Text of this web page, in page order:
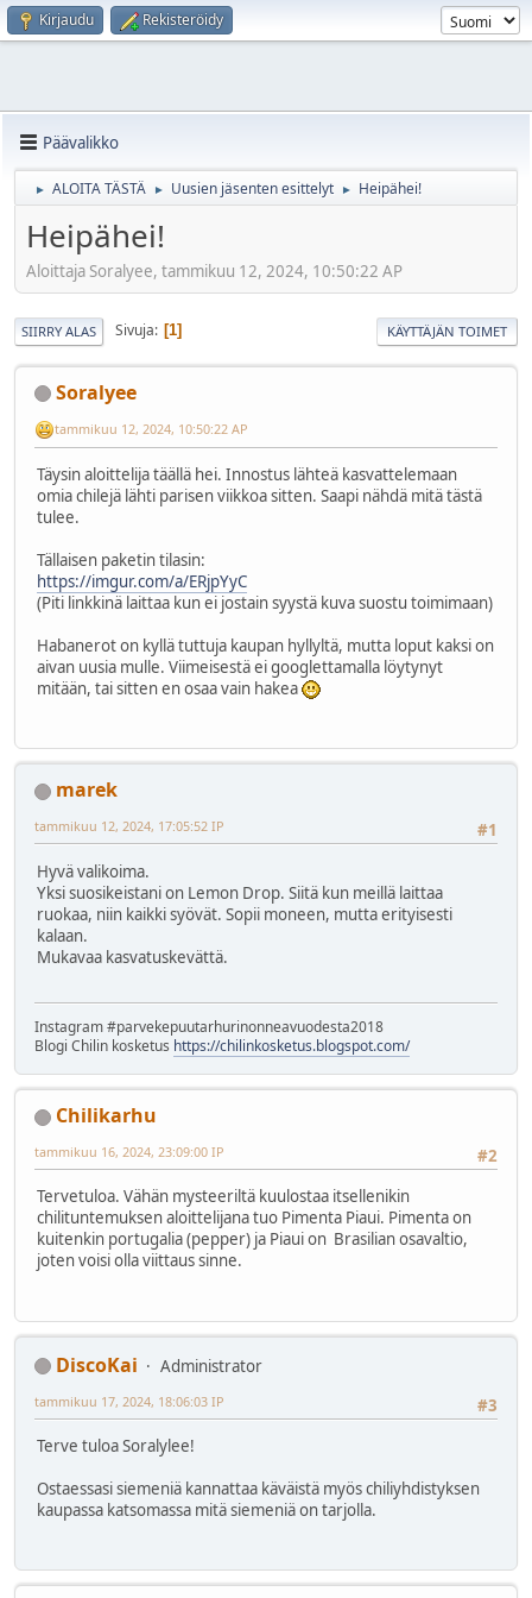
Kirjaudu Rekisteröidy
Päävalikko
► ALOITA TÄSTÄ ► Uusien jäsenten esittelyt ► Heipähei!
Heipähei!
Aloittaja Soralyee, tammikuu 12, 2024, 10:50:22 AP
SIIRRY ALAS Sivuja 1 KÄYTTÄJÄN TOIMET
Soralyee
tammikuu 12, 2024, 10:50:22 AP
Täysin aloittelija täällä hei. Innostus lähteä kasvattelemaan
omia chilejä lähti parisen viikkoa sitten. Saapi nähdä mitä tästä
tulee.
Tällaisen paketin tilasin:
https://imgur.com/a/ERjpYyC
(Piti linkkinä laittaa kun ei jostain syystä kuva suostu toimimaan)
Habanerot on kyllä tuttuja kaupan hyllyltä, mutta loput kaksi on
aivan uusia mulle. Viimeisestä ei googlettamalla löytynyt
mitään, tai sitten en osaa vain hakea
marek
#1
tammikuu 12, 2024, 17:05:52 IP
Hyvä valikoima.
Yksi suosikeistani on Lemon Drop. Siitä kun meillä laittaa
ruokaa, niin kaikki syövät. Sopii moneen, mutta erityisesti
kalaan.
Mukavaa kasvatuskevättä.
Instagram #parvekepuutarhurinonneavuodesta2018
Blogi Chilin kosketus https://chilinkosketus.blogspot.com/
Chilikarhu
#2
tammikuu 16, 2024, 23:09:00 IP
Tervetuloa. Vähän mysteeriltä kuulostaa itsellenikin
chilituntemuksen aloittelijana tuo Pimenta Piaui. Pimenta on
kuitenkin portugalia (pepper) ja Piaui on Brasilian osavaltio,
joten voisi olla viittaus sinne.
DiscoKai
Administrator
#3
tammikuu 17, 2024, 18:06:03 IP
Terve tuloa Soralylee!
Ostaessasi siemeniä kannattaa käväistä myös chiliyhdistyksen
kaupassa katsomassa mitä siemeniä on tarjolla.